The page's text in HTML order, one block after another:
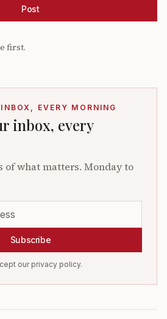
Post
first.
EVERY MORNING
inbox, every
of what matters. Monday to
Subscribe
our privacy policy.